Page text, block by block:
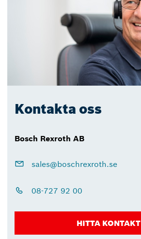
Kontakta oss
Bosch Rexroth AB
sales@boschrexroth.se
08-727 92 00
HITTA KONTAKT